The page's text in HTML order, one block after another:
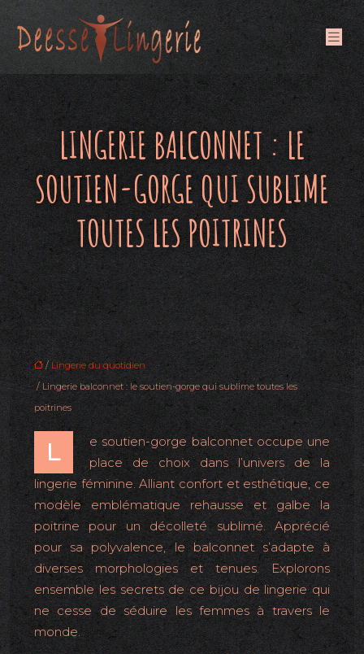
LINGERIE BALCONNET : LE
SOUTIEN-GORGE QUI SUBLIME
TOUTES LES POITRINES
/ Lingerie du quotidien
/ Lingerie balconnet : le soutien-gorge qui sublime toutes les
poitrines
L
e soutien-gorge balconnet occupe une
place de choix dans l’univers de la
lingerie féminine. Alliant confort et esthétique, ce
modèle emblématique rehausse et galbe la
poitrine pour un décolleté sublimé. Apprécié
pour sa polyvalence, le balconnet s’adapte à
diverses morphologies et tenues. Explorons
ensemble les secrets de ce bijou de lingerie qui
ne cesse de séduire les femmes à travers le
monde.